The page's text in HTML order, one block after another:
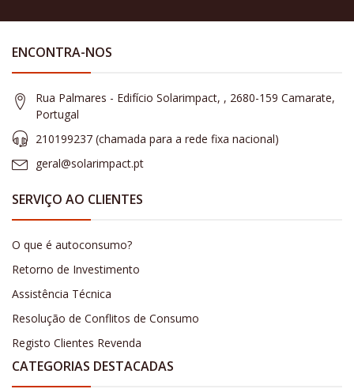
ENCONTRA-NOS
Rua Palmares - Edifício Solarimpact, , 2680-159 Camarate,
Portugal
210199237 (​chamada para a rede fixa nacional)
geral@solarimpact.pt
SERVIÇO AO CLIENTES
O que é autoconsumo?
Retorno de Investimento
Assistência Técnica
Resolução de Conflitos de Consumo
Registo Clientes Revenda
CATEGORIAS DESTACADAS